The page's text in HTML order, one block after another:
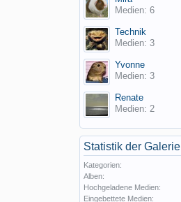
Medien: 6
Technik
Medien: 3
Yvonne
Medien: 3
Renate
Medien: 2
Statistik der Galerie
Kategorien:
Alben:
Hochgeladene Medien:
Eingebettete Medien: